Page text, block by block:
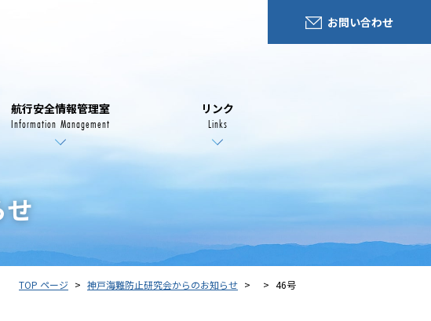
お問い合わせ
航行安全情報管理室
Information Management
リンク
Links
TOP ページ 神戸海難防止研究会からのお知らせ 46号